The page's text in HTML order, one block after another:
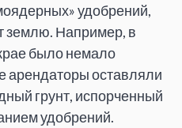
удобрений,
землю. Например, в
было немало
арендаторы оставляли
грунт, испорченный
удобрений.